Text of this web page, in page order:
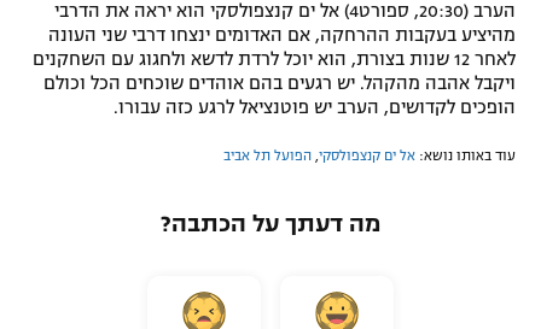
הערב (20:30, ספורט4) אל ים קנצפולסקי הוא יראה את הדרבי
מהיציע בעקבות ההרחקה, אם האדומים ינצחו דרבי שני העונה
לאחר 12 שנות בצורת, הוא יוכל לרדת לדשא ולחגוג עם השחקנים
ויקבל אהבה מהקהל. יש רגעים בהם אוהדים שוכחים הכל וכולם
הופכים לקדושים, הערב יש פוטנציאל לרגע כזה עבורו.
עוד באותו נושא: אל ים קנצפולסקי, הפועל תל אביב
מה דעתך על הכתבה?